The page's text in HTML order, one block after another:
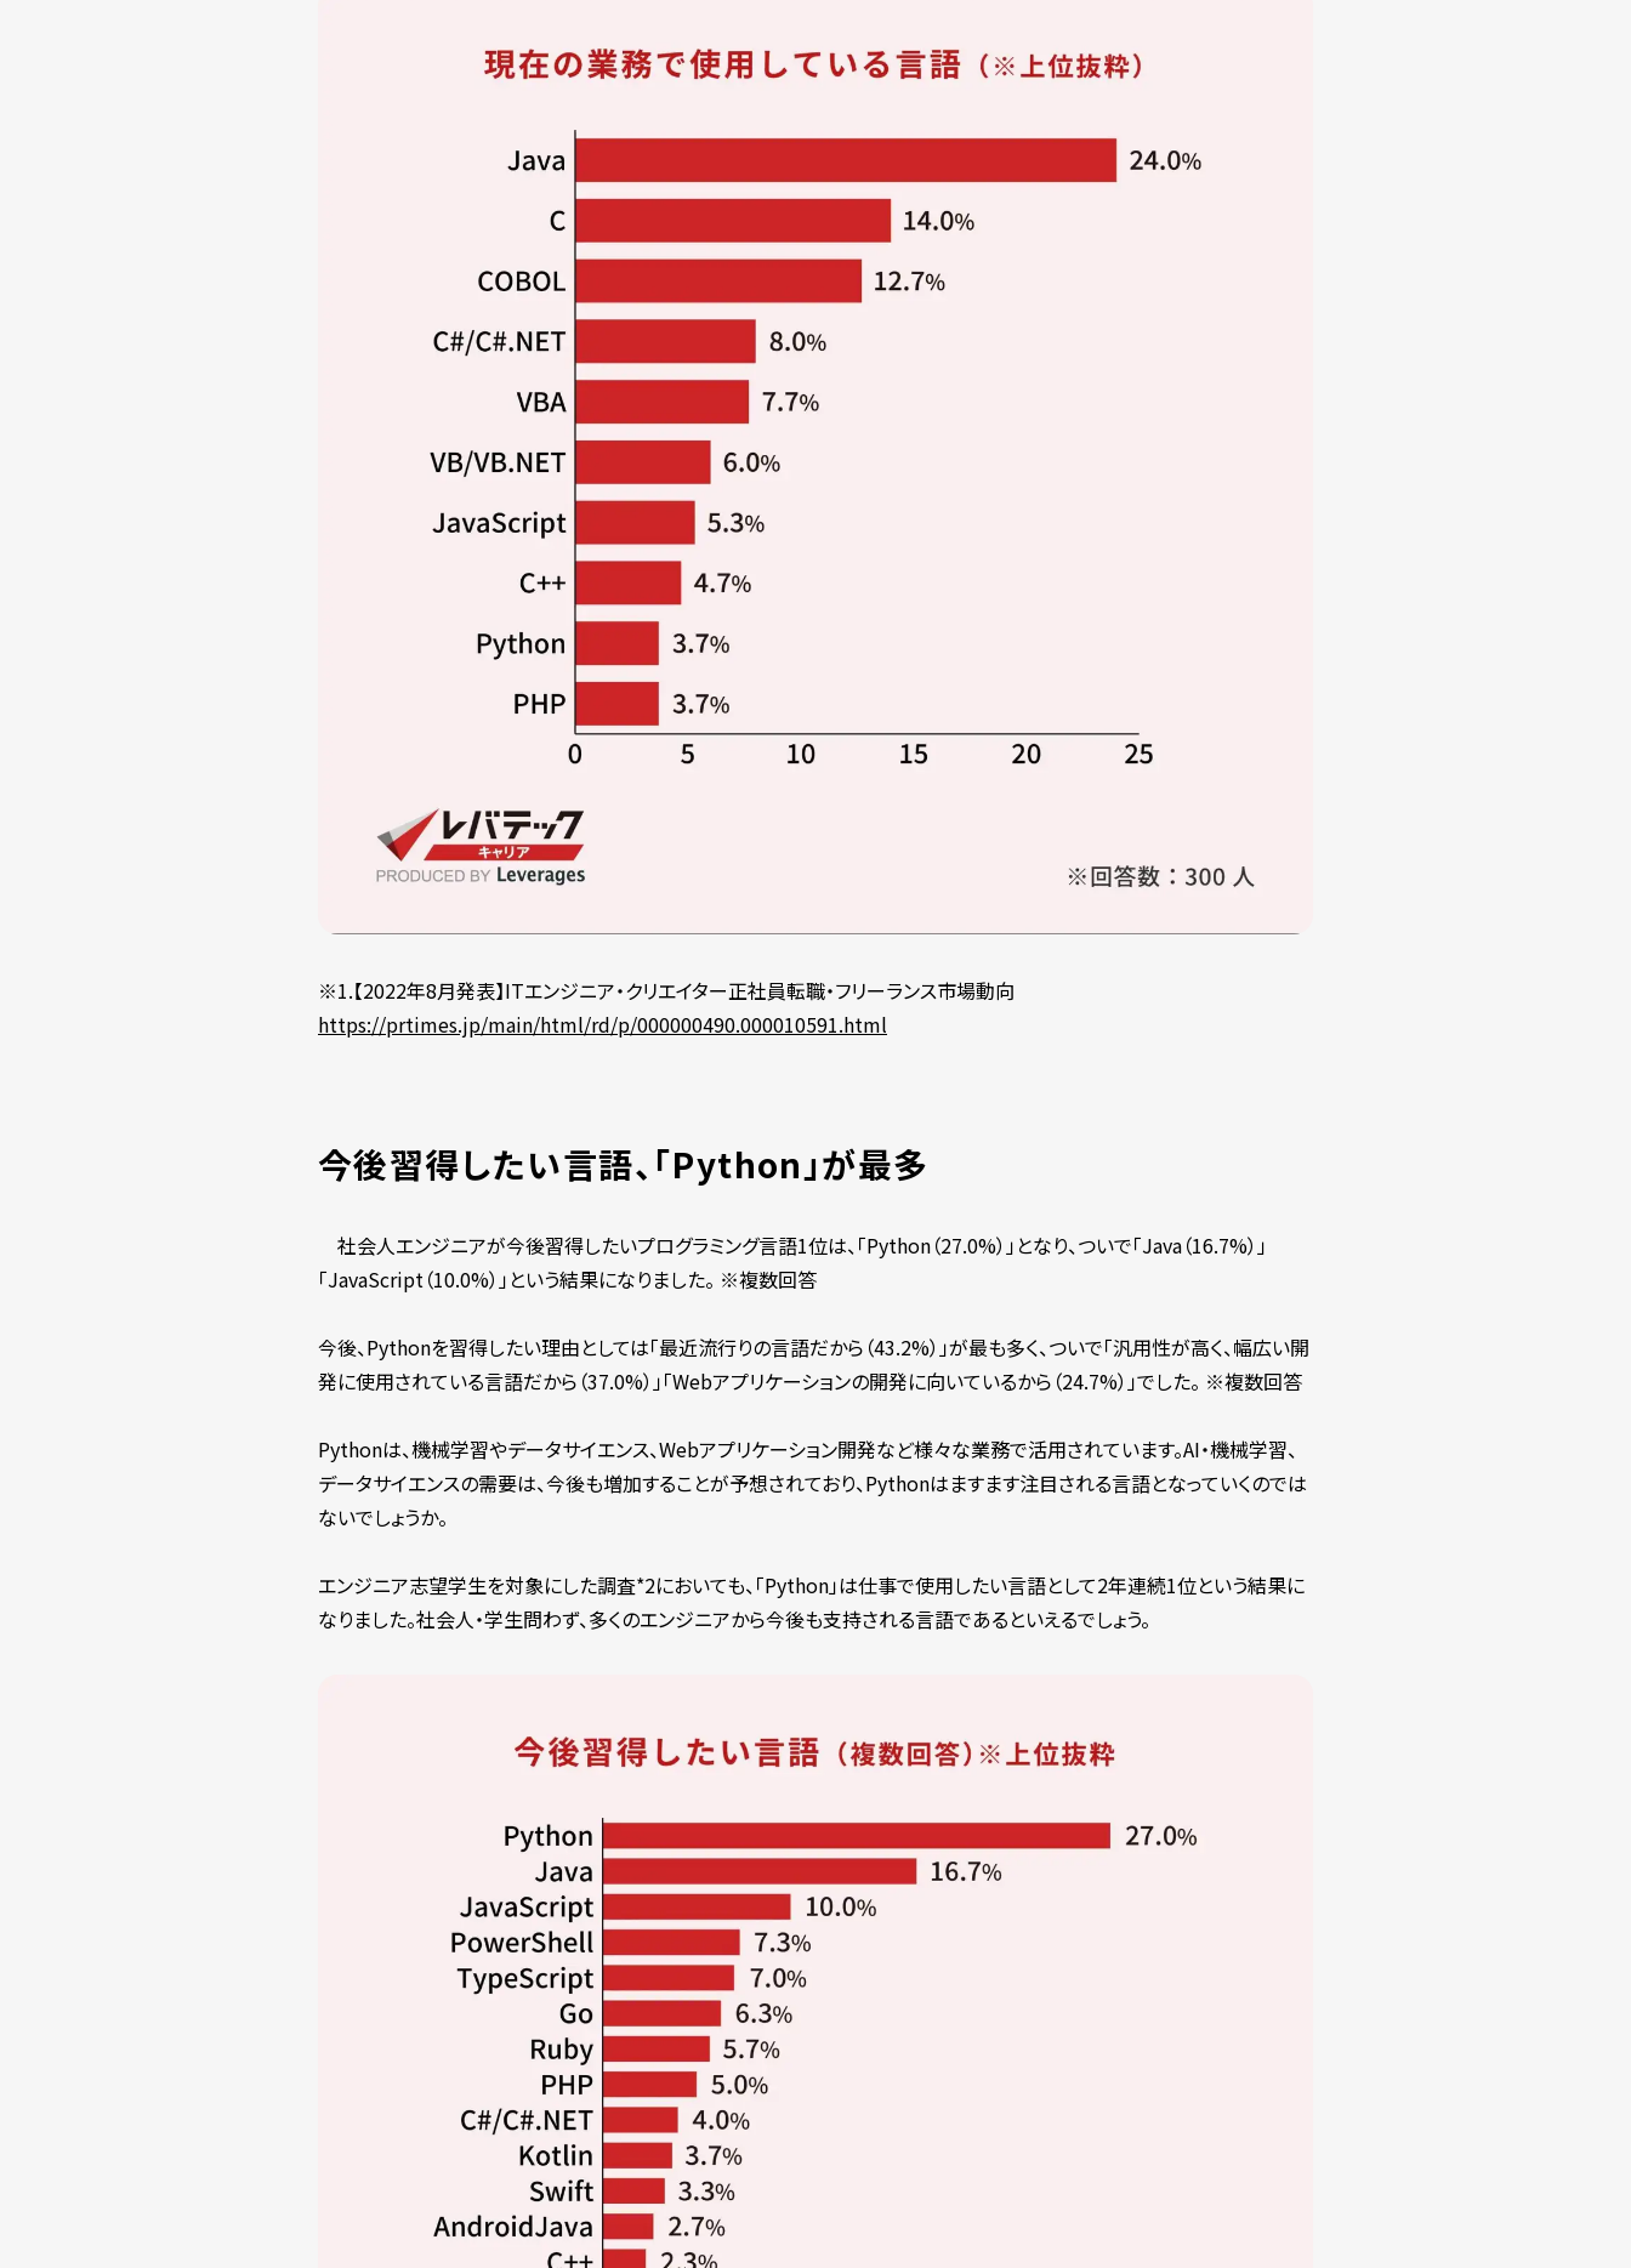
※1.【2022年8月発表】ITエンジニア・クリエイター正社員転職・フリーランス市場動向
https://prtimes.jp/main/html/rd/p/000000490.000010591.html
今後習得したい言語、「Python」が最多
社会人エンジニアが今後習得したいプログラミング言語1位は、「Python（27.0%）」となり、ついで「Java（16.7%）」
「JavaScript（10.0%）」という結果になりました。 ※複数回答
今後、Pythonを習得したい理由としては「最近流行りの言語だから（43.2%）」が最も多く、ついで「汎用性が高く、幅広い開
発に使用されている言語だから（37.0%）」「Webアプリケーションの開発に向いているから（24.7%）」でした。 ※複数回答
Pythonは、機械学習やデータサイエンス、Webアプリケーション開発など様々な業務で活用されています。AI・機械学習、
データサイエンスの需要は、今後も増加することが予想されており、Pythonはますます注目される言語となっていくのでは
ないでしょうか。
エンジニア志望学生を対象にした調査*2においても、「Python」は仕事で使用したい言語として2年連続1位という結果に
なりました。社会人・学生問わず、多くのエンジニアから今後も支持される言語であるといえるでしょう。